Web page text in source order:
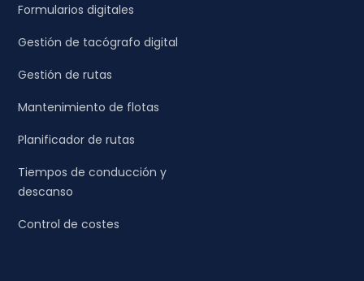
Formularios digitales
Gestión de tacógrafo digital
Gestión de rutas
Mantenimiento de flotas
Planificador de rutas
Tiempos de conducción y
descanso
Control de costes